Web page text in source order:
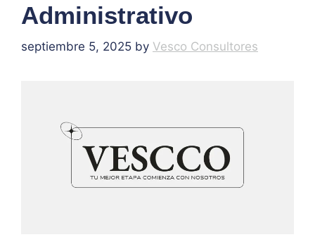
Administrativo
septiembre 5, 2025 by Vesco Consultores